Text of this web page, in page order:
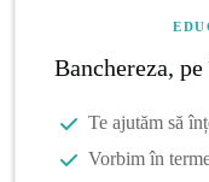
Banchereza,
Te ajutăm să
Vorbim în